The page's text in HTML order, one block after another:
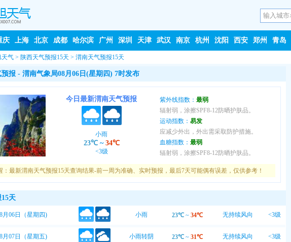
庆 上海 北京 成都 哈尔滨 广州 深圳 天津 武汉 南京 杭州 沈阳 西安 郑州 青岛
天气 > 陕西天气预报15天 > 渭南天气预报15天
预报 - 渭南气象局08月06日(星期四) 7时发布
今日最新渭南天气预报
小雨
23℃~ 34℃
<3级
紫外线指数： 最弱
辐射弱，涂擦SPF8-12防晒护肤品。
运动指数： 易发
应减少外出，外出需采取防护措施。
血糖指数： 最弱
辐射弱，涂擦SPF8-12防晒护肤品。
：最新渭南天气预报15天查询结果-前一周为准确、实时预报，最后7天可能偶有误差，仅供参考！
天
月06日（星期四) 小雨 23℃~ 34℃ 无持续风向 <3级
月07日（星期五) 小雨转阴 23℃~ 31℃ 无持续风向 <3级